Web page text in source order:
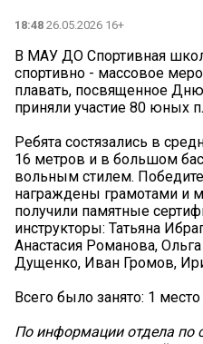
18:48 26.05.2026 16+
В МАУ ДО Спортивная
спортивно - массовое
плавать, посвященное
приняли участие 80 юных
Ребята состязались в
16 метров и в большом
вольным стилем.
награждены грамотами и
получили памятные
инструкторы: Татьяна
Анастасия Романова,
Дущенко, Иван Громов,
Всего было занято: 1
По информации отдела по